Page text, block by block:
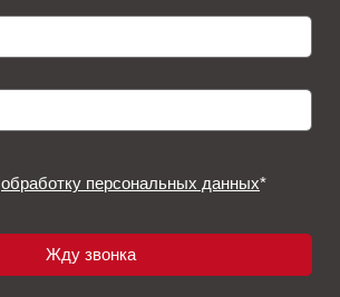
обработку персональных данных*